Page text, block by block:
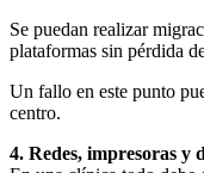
Se puedan realizar
plataformas sin pérdida
Un fallo en este punto
centro.
4. Redes, impresoras y